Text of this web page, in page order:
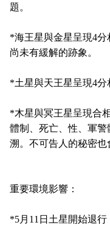
題。
*海王星與金星呈現4分
尚未有緩解的跡象。
*土星與天王星呈現4分
*木星與冥王星呈現合
體制、死亡、性、軍
溯。不可告人的秘密也
重要環境影響：
*5月 11 日土星開始退